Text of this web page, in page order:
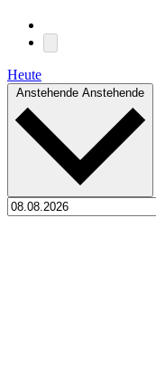
Heute
Anstehende Anstehende